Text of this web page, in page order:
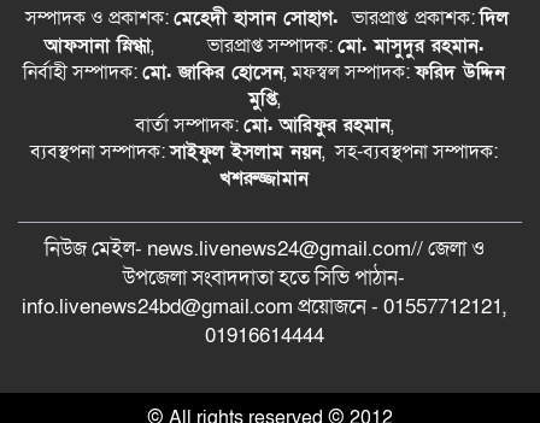
সম্পাদক ও প্রকাশক:মেহেদী হাসান সোহাগ.ভারপ্রাপ্ত প্রকাশক:দিল
আফসানা স্নিগ্ধা, ভারপ্রাপ্ত সম্পাদক:মো. মাসুদুর রহমান.
নির্বাহী সম্পাদক:মো. জাকির হোসেন, মফস্বল সম্পাদক:ফরিদ উদ্দিন
মুপ্তি,
বার্তা সম্পাদক:মো. আরিফুর রহমান,
ব্যবস্থপনা সম্পাদক:সাইফুল ইসলাম নয়ন, সহ-ব্যবস্থপনা সম্পাদক:
খশরুজ্জামান
নিউজ মেইল- news.livenews24@gmail.com// জেলা ও
‍উপজেলা সংবাদদাতা হতে সিভি পাঠান-
info.livenews24bd@gmail.com প্রয়োজনে - 01557712121,
01916614444